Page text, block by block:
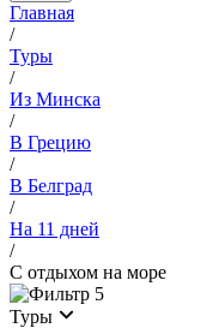
Главная
/
Туры
/
Из Минска
/
В Грецию
/
В Белград
/
На 11 дней
/
С отдыхом на море
5
Туры